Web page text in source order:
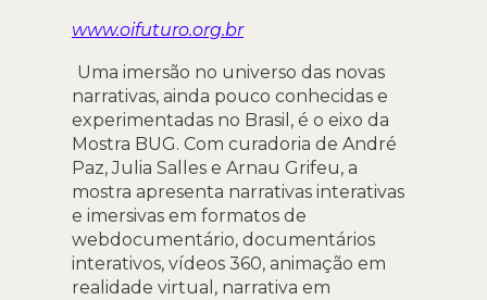
www.oifuturo.org.br
Uma imersão no universo das novas
narrativas, ainda pouco conhecidas e
experimentadas no Brasil, é o eixo da
Mostra BUG. Com curadoria de André
Paz, Julia Salles e Arnau Grifeu, a
mostra apresenta narrativas interativas
e imersivas em formatos de
webdocumentário, documentários
interativos, vídeos 360, animação em
realidade virtual, narrativa em